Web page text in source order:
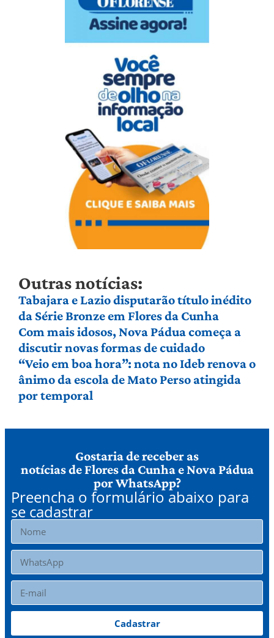
Outras notícias:
Tabajara e Lazio disputarão título inédito
da Série Bronze em Flores da Cunha
Com mais idosos, Nova Pádua começa a
discutir novas formas de cuidado
“Veio em boa hora”: nota no Ideb renova o
ânimo da escola de Mato Perso atingida
por temporal
Gostaria de receber as
notícias de Flores da Cunha e Nova Pádua
por WhatsApp?
Preencha o formulário abaixo para
se cadastrar
Cadastrar